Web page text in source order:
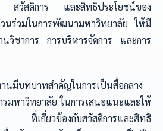
สวัสดิการ และสิทธิประโยชน์ของ
นร่วมในการพัฒนามหาวิทยาลัย ให้มี
นวิชาการ การบริหารจัดการ และการ
นมีบทบาทสำคัญในการเป็นสื่อกลาง
มหาวิทยาลัย ในการเสนอแนะและให้
ที่เกี่ยวข้องกับสวัสดิการและสิทธิ